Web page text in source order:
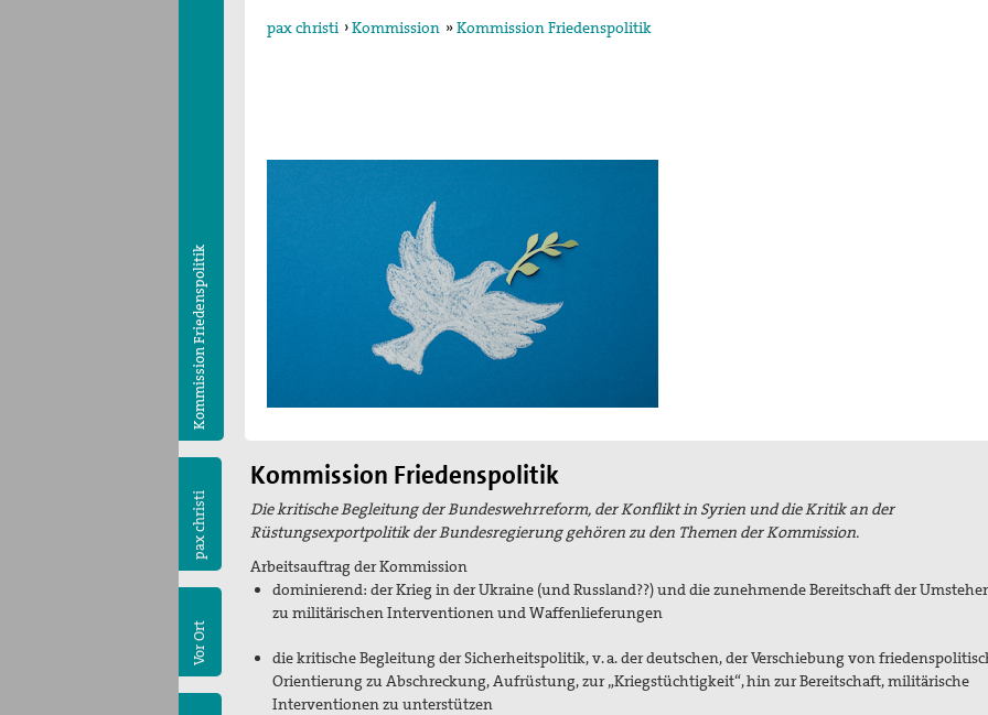
pax christi ›Kommission »Kommission Friedenspolitik
Kommission Friedenspolitik
pax christi
Vor Ort
Kommission Friedenspolitik
Die kritische Begleitung der Bundeswehrreform, der Konflikt in Syrien und die Kritik an der
Rüstungsexportpolitik der Bundesregierung gehören zu den Themen der Kommission.
Arbeitsauftrag der Kommission
dominierend: der Krieg in der Ukraine (und Russland??) und die zunehmende Bereitschaft der
zu militärischen Interventionen und Waffenlieferungen
die kritische Begleitung der Sicherheitspolitik, v. a. der deutschen, der Verschiebung von
Orientierung zu Abschreckung, Aufrüstung, zur „Kriegstüchtigkeit“, hin zur Bereitschaft, militärische
Interventionen zu unterstützen